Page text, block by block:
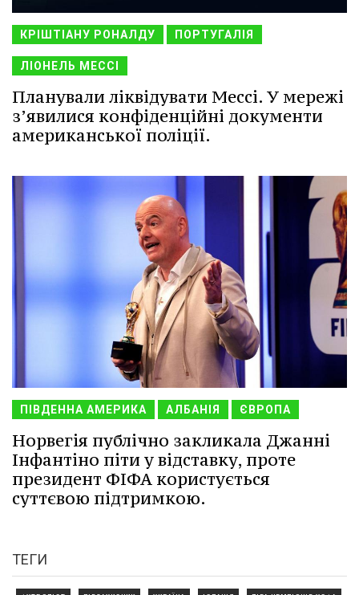
КРІШТІАНУ РОНАЛДУ ПОРТУГАЛІЯ
ЛІОНЕЛЬ МЕССІ
Планували ліквідувати Мессі. У мережі
з’явилися конфіденційні документи
американської поліції.
ПІВДЕННА АМЕРИКА АЛБАНІЯ ЄВРОПА
Норвегія публічно закликала Джанні
Інфантіно піти у відставку, проте
президент ФІФА користується
суттєвою підтримкою.
ТЕГИ